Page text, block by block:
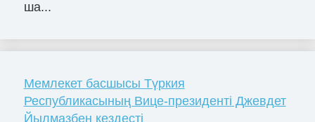
ша...
Мемлекет басшысы Түркия
Республикасының Вице-президенті Джевдет
Йылмазбен кездесті